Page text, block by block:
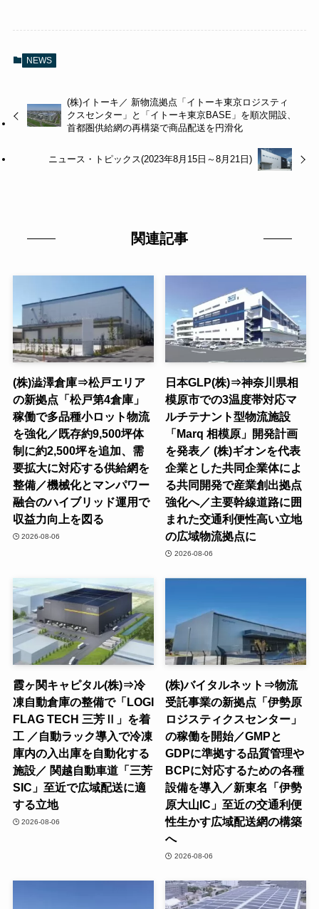
NEWS
(株)イトーキ／ 新物流拠点「イトーキ東京ロジスティ
クスセンター」と「イトーキ東京BASE」を順次開設、
首都圏供給網の再構築で商品配送を円滑化
ニュース・トピックス(2023年8月15日～8月21日)
関連記事
(株)澁澤倉庫⇒松戸エリア
の新拠点「松戸第4倉庫」
稼働で多品種小ロット物流
を強化／既存約9,500坪体
制に約2,500坪を追加、需
要拡大に対応する供給網を
整備／機械化とマンパワー
融合のハイブリッド運用で
収益力向上を図る
2026-08-06
日本GLP(株)⇒神奈川県相
模原市での3温度帯対応マ
ルチテナント型物流施設
「Marq 相模原」開発計画
を発表／ (株)ギオンを代表
企業とした共同企業体によ
る共同開発で産業創出拠点
強化へ／主要幹線道路に囲
まれた交通利便性高い立地
の広域物流拠点に
2026-08-06
霞ヶ関キャピタル(株)⇒冷
凍自動倉庫の整備で「LOGI
FLAG TECH 三芳Ⅱ」を着
工 ／自動ラック導入で冷凍
庫内の入出庫を自動化する
施設／ 関越自動車道「三芳
SIC」至近で広域配送に適
する立地
2026-08-06
(株)バイタルネット⇒物流
受託事業の新拠点「伊勢原
ロジスティクスセンター」
の稼働を開始／GMPと
GDPに準拠する品質管理や
BCPに対応するための各種
設備を導入／新東名「伊勢
原大山IC」至近の交通利便
性生かす広域配送網の構築
へ
2026-08-06